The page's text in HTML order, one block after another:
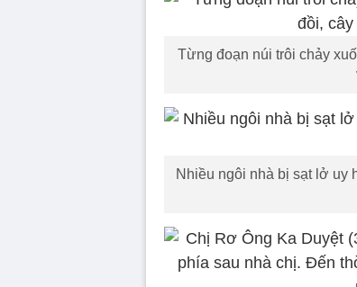
Từng đoạn núi trôi chảy
Nhiều ngôi nhà bị sạt lở uy